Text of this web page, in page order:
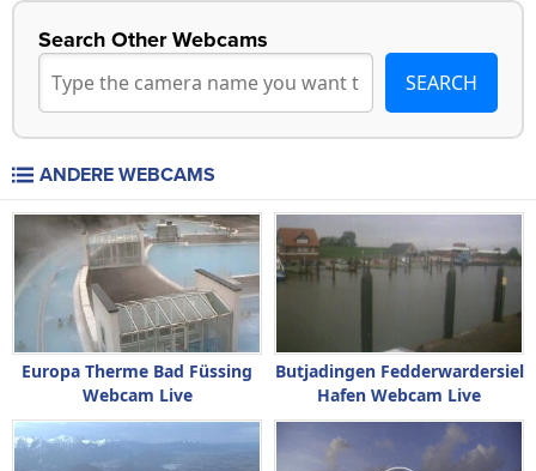
Search Other Webcams
ANDERE WEBCAMS
Europa Therme Bad Füssing
Webcam Live
Butjadingen Fedderwardersiel
Hafen Webcam Live